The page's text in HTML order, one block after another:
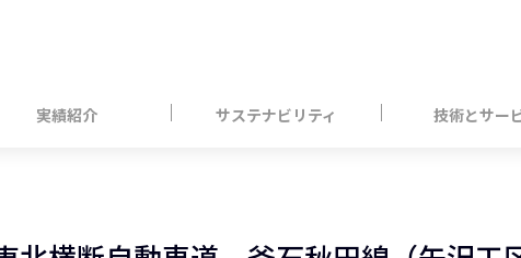
実績紹介 サステナビリティ 技術とサー